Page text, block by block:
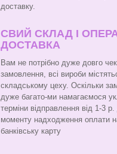
доставку.
СВИЙ СКЛАД І
ДОСТАВКА
Вам не потрібно дуже довго
замовлення, всі вироби
складському цеху. Оскільки
дуже багато-ми намагаємося
терміни відправлення від 1-3 р.
моменту надходження оплати
банківську карту